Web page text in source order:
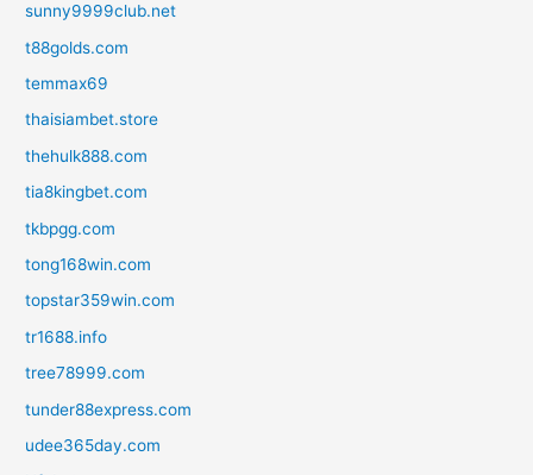
sunny9999club.net
t88golds.com
temmax69
thaisiambet.store
thehulk888.com
tia8kingbet.com
tkbpgg.com
tong168win.com
topstar359win.com
tr1688.info
tree78999.com
tunder88express.com
udee365day.com